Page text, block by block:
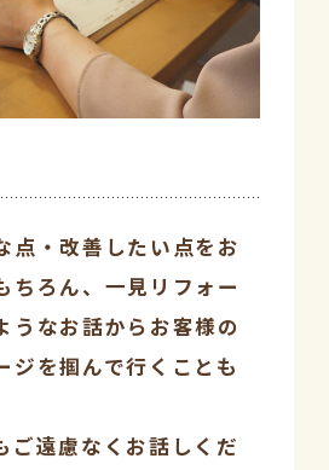
点・改善したい点をお
ちろん、一見リフォー
うなお話からお客様の
ジを掴んで行くことも
ご遠慮なくお話しくだ